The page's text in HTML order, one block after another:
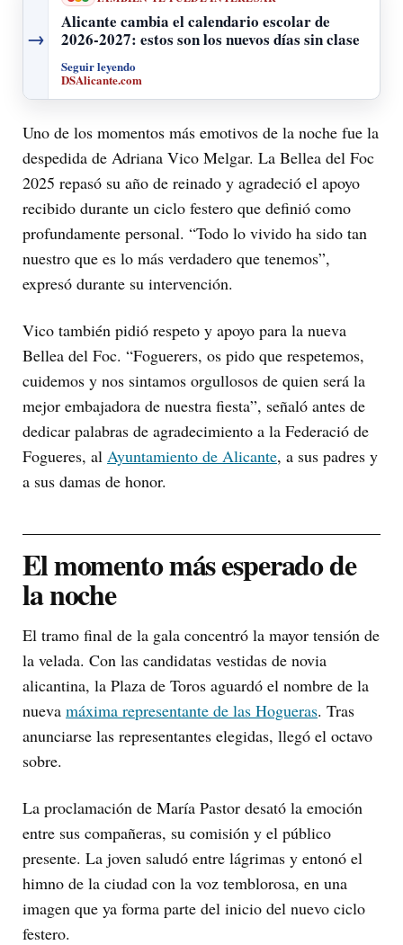
→
Alicante cambia el calendario escolar de
2026-2027: estos son los nuevos días sin clase
Seguir leyendo
DSAlicante.com
Uno de los momentos más emotivos de la noche fue la
despedida de Adriana Vico Melgar. La Bellea del Foc
2025 repasó su año de reinado y agradeció el apoyo
recibido durante un ciclo festero que definió como
profundamente personal. “Todo lo vivido ha sido tan
nuestro que es lo más verdadero que tenemos”,
expresó durante su intervención.
Vico también pidió respeto y apoyo para la nueva
Bellea del Foc. “Foguerers, os pido que respetemos,
cuidemos y nos sintamos orgullosos de quien será la
mejor embajadora de nuestra fiesta”, señaló antes de
dedicar palabras de agradecimiento a la Federació de
Fogueres, al Ayuntamiento de Alicante, a sus padres y
a sus damas de honor.
El momento más esperado de
la noche
El tramo final de la gala concentró la mayor tensión de
la velada. Con las candidatas vestidas de novia
alicantina, la Plaza de Toros aguardó el nombre de la
nueva máxima representante de las Hogueras. Tras
anunciarse las representantes elegidas, llegó el octavo
sobre.
La proclamación de María Pastor desató la emoción
entre sus compañeras, su comisión y el público
presente. La joven saludó entre lágrimas y entonó el
himno de la ciudad con la voz temblorosa, en una
imagen que ya forma parte del inicio del nuevo ciclo
festero.